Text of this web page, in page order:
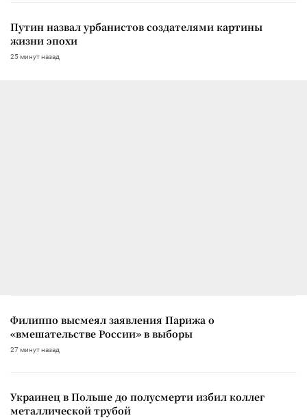
Путин назвал урбанистов создателями картины
жизни эпохи
25 минут назад
Филиппо высмеял заявления Парижа о
«вмешательстве России» в выборы
27 минут назад
Украинец в Польше до полусмерти избил коллег
металлической трубой